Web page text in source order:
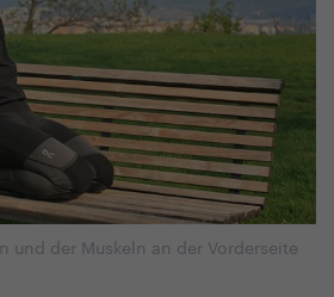
und der Muskeln an der Vorderseite